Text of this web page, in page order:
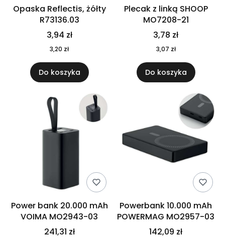
Opaska Reflectis, żółty
R73136.03
3,94 zł
3,20 zł
Do koszyka
Plecak z linką SHOOP
MO7208-21
3,78 zł
3,07 zł
Do koszyka
Power bank 20.000 mAh
VOIMA MO2943-03
241,31 zł
Powerbank 10.000 mAh
POWERMAG MO2957-03
142,09 zł